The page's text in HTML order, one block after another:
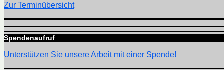
Zur Terminübersicht
Spendenaufruf
Unterstützen Sie unsere Arbeit mit einer Spende!